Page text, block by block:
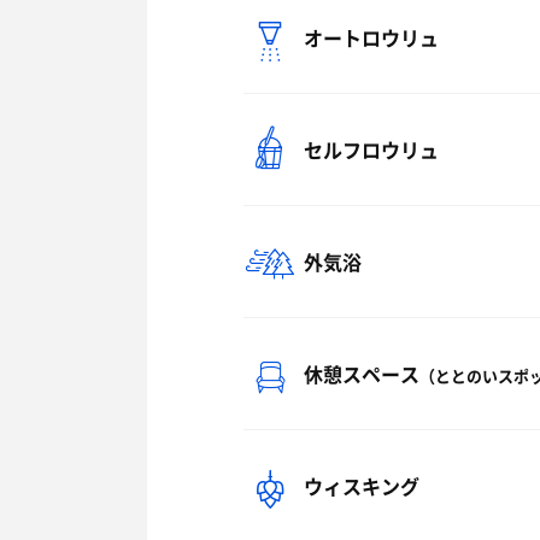
オートロウリュ
セルフロウリュ
外気浴
休憩スペース （ととのいスポ
ウィスキング